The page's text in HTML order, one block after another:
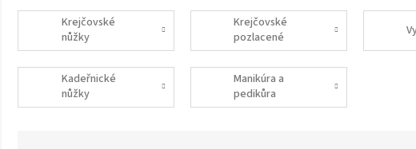
Krejčovské
nůžky
Krejčovské
pozlacené
nůžky
Kadeřnické
nůžky
Manikúra a
pedikůra